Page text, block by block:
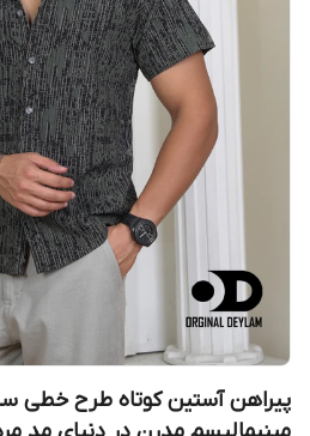
پیراهن آستین کوتاه طرح خطی